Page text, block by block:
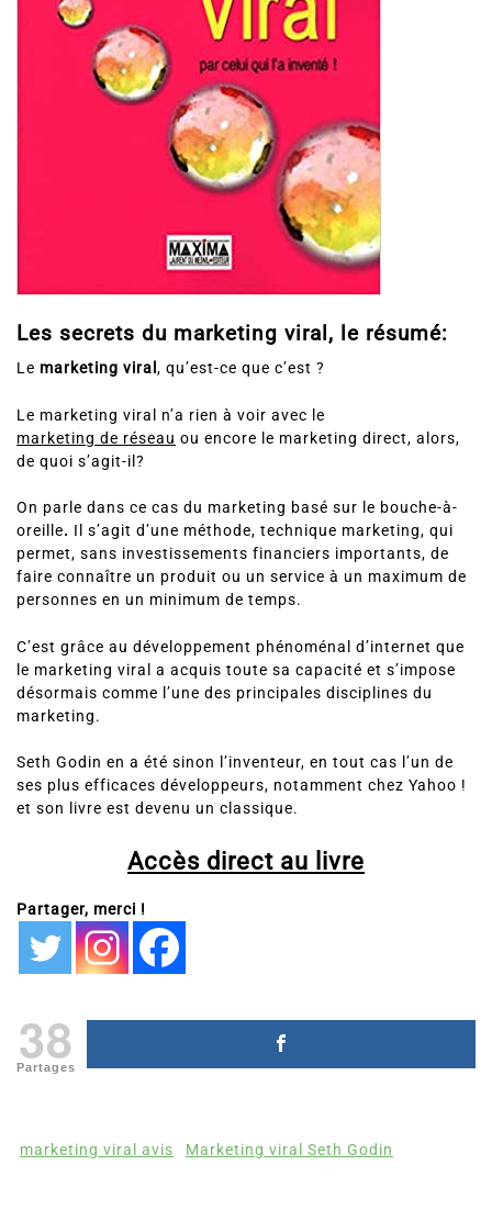
Les secrets du marketing viral, le résumé:
Le marketing viral , qu’est-ce que c’est ?
Le marketing viral n’a rien à voir avec le
marketing de réseau ou encore le marketing direct, alors,
de quoi s’agit-il?
On parle dans ce cas du marketing basé sur le bouche-à-
oreille. Il s’agit d’une méthode, technique marketing, qui
permet, sans investissements financiers importants, de
faire connaître un produit ou un service à un maximum de
personnes en un minimum de temps.
C’est grâce au développement phénoménal d’internet que
le marketing viral a acquis toute sa capacité et s’impose
désormais comme l’une des principales disciplines du
marketing.
Seth Godin en a été sinon l’inventeur, en tout cas l’un de
ses plus efficaces développeurs, notamment chez Yahoo !
et son livre est devenu un classique.
Accès direct au livre
Partager, merci !
38
Partages
marketing viral avis Marketing viral Seth Godin